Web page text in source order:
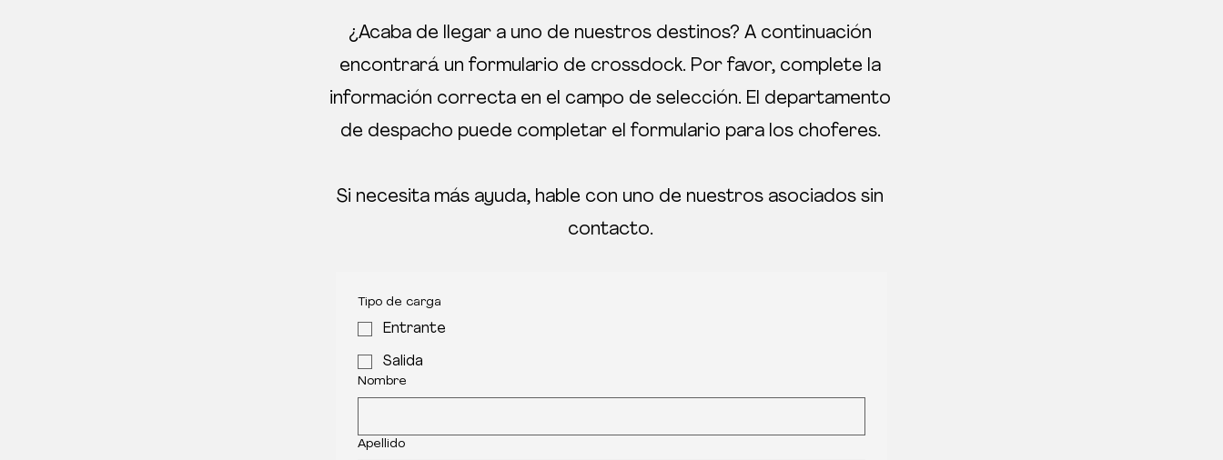
¿Acaba de llegar a uno de nuestros destinos? A continuación
encontrará un formulario de crossdock. Por favor, complete la
información correcta en el campo de selección. El departamento
de despacho puede completar el formulario para los choferes.
Si necesita más ayuda, hable con uno de nuestros asociados sin
contacto.
Tipo de carga
Entrante
Salida
Nombre
Apellido